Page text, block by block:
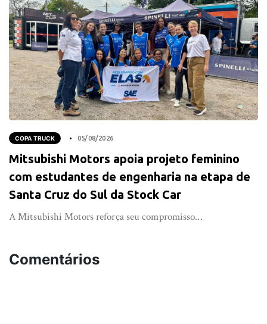
COPA TRUCK 05/08/2026
Mitsubishi Motors apoia projeto feminino
com estudantes de engenharia na etapa de
Santa Cruz do Sul da Stock Car
A Mitsubishi Motors reforça seu compromisso...
Comentários